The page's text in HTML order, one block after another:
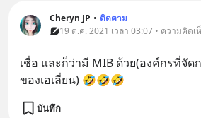
Cheryn JP • ติดตาม
19 ต.ค. 2021 เวลา 03:07 • ความคิดเ
เชื่อ และก็ว่ามี MIB ด้วย(องค์กรที่จัด
ของเอเลี่ยน) 🤣🤣🤣
บันทึก